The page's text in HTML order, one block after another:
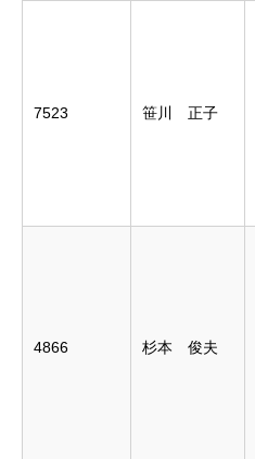
7523 笹川 正子
4866 杉本 俊夫